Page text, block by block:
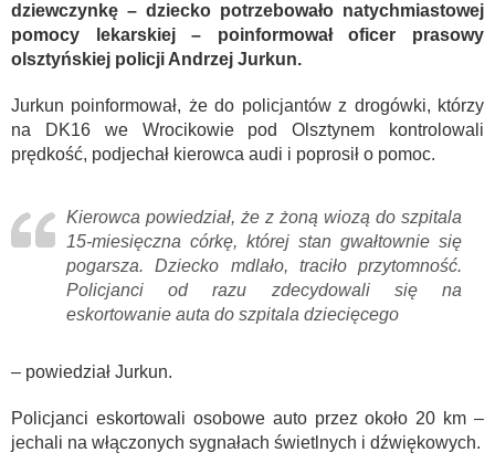
dziewczynkę – dziecko potrzebowało natychmiastowej
pomocy lekarskiej – poinformował oficer prasowy
olsztyńskiej policji Andrzej Jurkun.
Jurkun poinformował, że do policjantów z drogówki, którzy
na DK16 we Wrocikowie pod Olsztynem kontrolowali
prędkość, podjechał kierowca audi i poprosił o pomoc.
Kierowca powiedział, że z żoną wiozą do szpitala
15-miesięczna córkę, której stan gwałtownie się
pogarsza. Dziecko mdlało, traciło przytomność.
Policjanci od razu zdecydowali się na
eskortowanie auta do szpitala dziecięcego
– powiedział Jurkun.
Policjanci eskortowali osobowe auto przez około 20 km –
jechali na włączonych sygnałach świetlnych i dźwiękowych.